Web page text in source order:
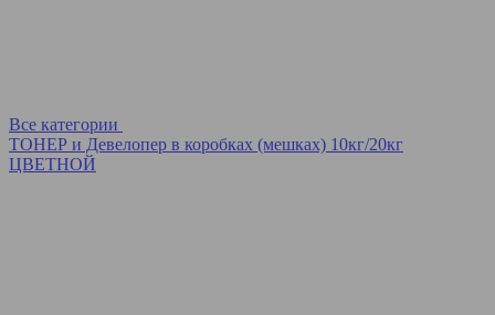
Все категории
ТОНЕР и Девелопер в коробках (мешках) 10кг/20кг
ЦВЕТНОЙ